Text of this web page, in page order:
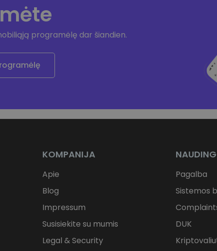
programėlę dar šiandien.
KOMPANIJA
Apie
Blog
Impressum
Susisiekite su mumis
Legal & Security
Pagalba
Sistemos
DUK